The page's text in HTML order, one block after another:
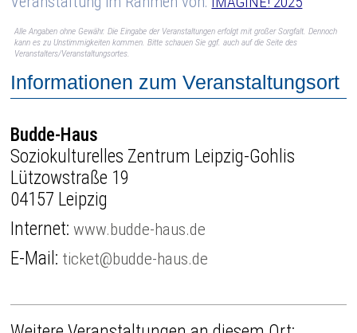
Alle Angaben ohne Gewähr. Die Eingabe der Veranstaltungen erfolgt mit großer Sorgfalt. Dennoch
kann es zu Unstimmigkeiten kommen. Bitte schauen Sie ggf. auch auf die Seite des
Veranstalters/Veranstaltungsortes.
Informationen zum Veranstaltungsort
Budde-Haus
Soziokulturelles Zentrum Leipzig-Gohlis
Lützowstraße 19
04157 Leipzig
Internet:www.budde-haus.de
E-Mail: ticket@budde-haus.de